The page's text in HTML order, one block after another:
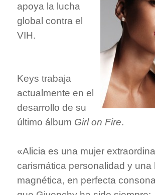
apoya la lucha
global contra el
VIH.
Keys trabaja
actualmente en el
desarrollo de su
último álbum Girl on Fire.
«Alicia es una mujer
carismática personalidad y una
magnética, en perfecta